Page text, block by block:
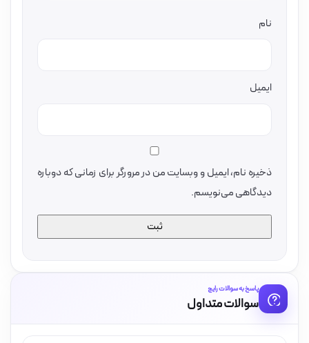
نام
ایمیل
ذخیره نام، ایمیل و وبسایت من در مرورگر برای زمانی که دوباره
دیدگاهی می‌نویسم.
پاسخ به سوالات رایج
سوالات متداول